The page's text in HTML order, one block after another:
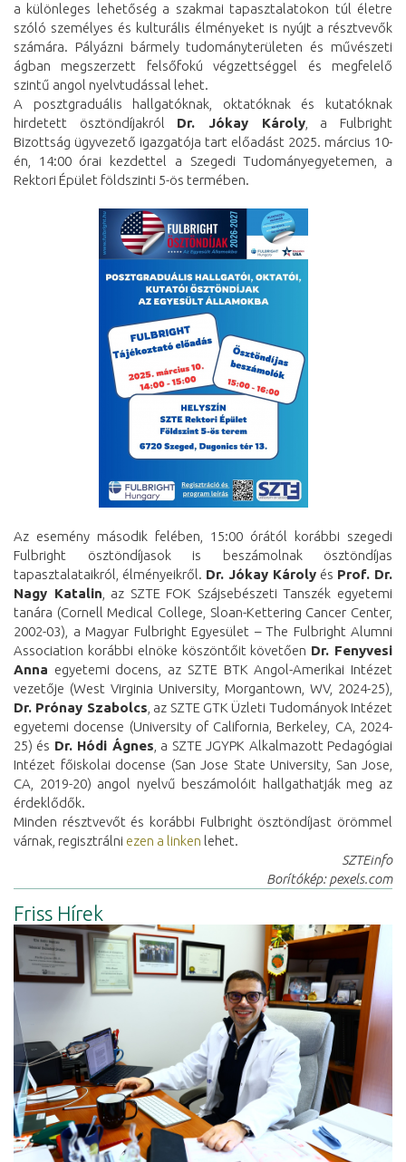
a különleges lehetőség a szakmai tapasztalatokon túl életre
szóló személyes és kulturális élményeket is nyújt a résztvevők
számára. Pályázni bármely tudományterületen és művészeti
ágban megszerzett felsőfokú végzettséggel és megfelelő
szintű angol nyelvtudással lehet.
A posztgraduális hallgatóknak, oktatóknak és kutatóknak
hirdetett ösztöndíjakról Dr. Jókay Károly, a Fulbright
Bizottság ügyvezető igazgatója tart előadást 2025. március 10-
én, 14:00 órai kezdettel a Szegedi Tudományegyetemen, a
Rektori Épület földszinti 5-ös termében.
Az esemény második felében, 15:00 órától korábbi szegedi
Fulbright ösztöndíjasok is beszámolnak ösztöndíjas
tapasztalataikról, élményeikről. Dr. Jókay Károly és Prof. Dr.
Nagy Katalin , az SZTE FOK Szájsebészeti Tanszék egyetemi
tanára (Cornell Medical College, Sloan-Kettering Cancer Center,
2002-03), a Magyar Fulbright Egyesület – The Fulbright Alumni
Association korábbi elnöke köszöntőit követően Dr. Fenyvesi
Anna egyetemi docens, az SZTE BTK Angol-Amerikai Intézet
vezetője (West Virginia University, Morgantown, WV, 2024-25),
Dr. Prónay Szabolcs , az SZTE GTK Üzleti Tudományok Intézet
egyetemi docense (University of California, Berkeley, CA, 2024-
25) és Dr. Hódi Ágnes , a SZTE JGYPK Alkalmazott Pedagógiai
Intézet főiskolai docense (San Jose State University, San Jose,
CA, 2019-20) angol nyelvű beszámolóit hallgathatják meg az
érdeklődők.
Minden résztvevőt és korábbi Fulbright ösztöndíjast örömmel
várnak, regisztrálni ezen a linken lehet.
SZTEinfo
Borítókép: pexels.com
Friss Hírek